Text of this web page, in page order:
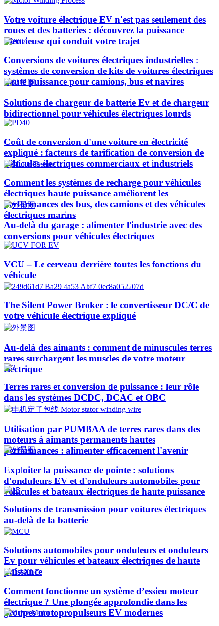
Votre voiture électrique EV n'est pas seulement des
roues et des batteries : découvrez la puissance
silencieuse qui conduit votre trajet
Conversions de voitures électriques industrielles :
systèmes de conversion de kits de voitures électriques
haute puissance pour camions, bus et navires
Solutions de chargeur de batterie Ev et de chargeur
bidirectionnel pour véhicules électriques lourds
Coût de conversion d'une voiture en électricité
expliqué : facteurs de tarification de conversion de
véhicules électriques commerciaux et industriels
Comment les systèmes de recharge pour véhicules
électriques haute puissance améliorent les
performances des bus, des camions et des véhicules
électriques marins
Au-delà du garage : alimenter l'industrie avec des
conversions pour véhicules électriques
VCU – Le cerveau derrière toutes les fonctions du
véhicule
The Silent Power Broker : le convertisseur DC/C de
votre véhicule électrique expliqué
Au-delà des aimants : comment de minuscules terres
rares surchargent les muscles de votre moteur
électrique
Terres rares et conversion de puissance : leur rôle
dans les systèmes DCDC, DCAC et OBC
Utilisation par PUMBAA de terres rares dans des
moteurs à aimants permanents hautes
performances : alimenter efficacement l'avenir
Exploiter la puissance de pointe : solutions
d'onduleurs EV et d'onduleurs automobiles pour
véhicules et bateaux électriques de haute puissance​
Solutions de transmission pour voitures électriques
au-delà de la batterie
Solutions automobiles pour onduleurs et onduleurs
Ev pour véhicules et bateaux électriques de haute
puissance
Comment fonctionne un système d’essieu moteur
électrique ? Une plongée approfondie dans les
groupes motopropulseurs EV modernes